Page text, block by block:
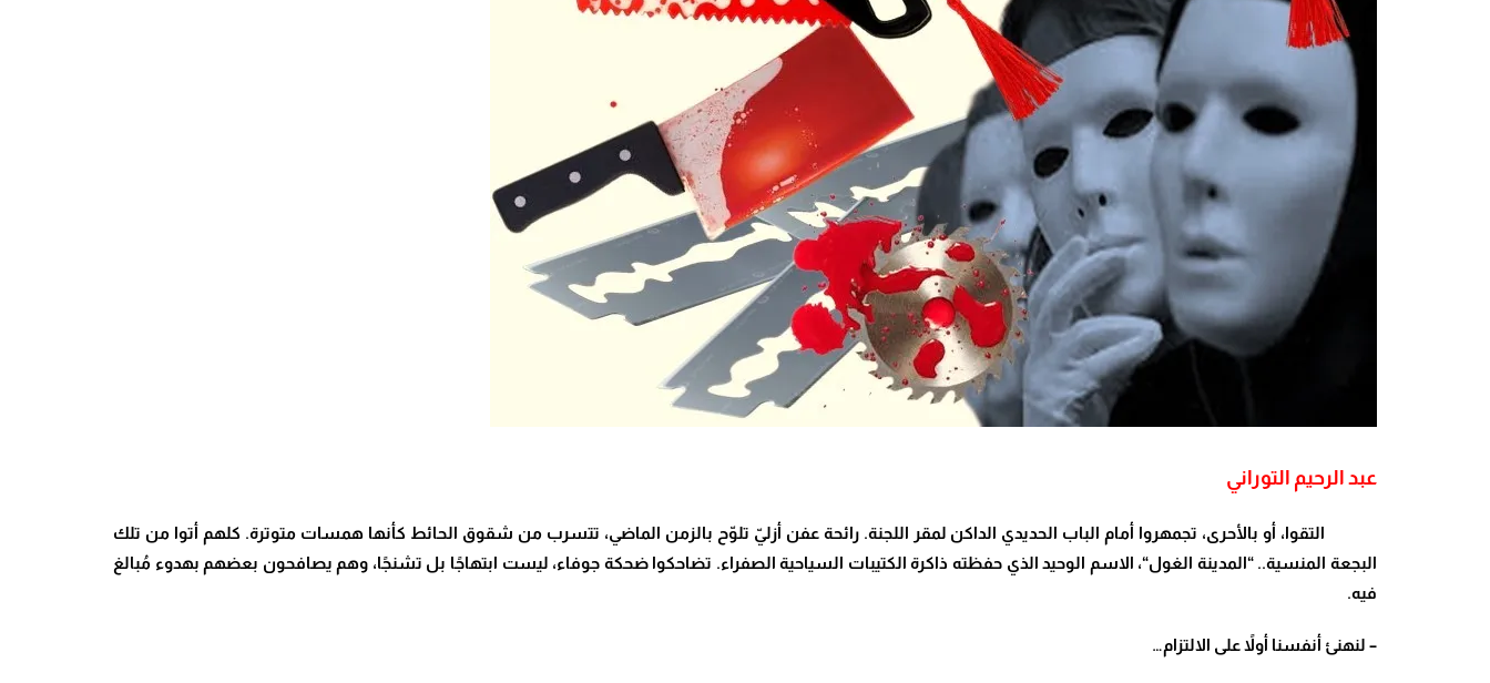
عبد الرحيم التوراني
التقوا، أو بالأحرى، تجمهروا أمام الباب الحديدي الداكن لمقر اللجنة. رائحة عفن أزليّ تلوّح بالزمن الماضي، تتسرب من شقوق الحائط كأنها همسات متوترة. كلهم أتوا من تلك
البجعة المنسية..“المدينة الغول“، الاسم الوحيد الذي حفظته ذاكرة الكتيبات السياحية الصفراء. تضاحكوا ضحكة جوفاء، ليست ابتهاجًا بل تشنجًا، وهم يصافحون بعضهم بهدوء مُبالغ
فيه.
– لنهنئ أنفسنا أولاً على الالتزام…